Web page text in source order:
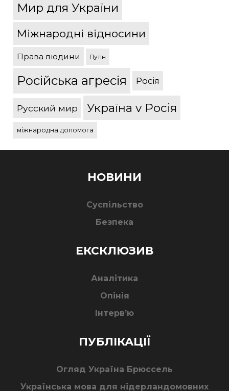
Мир для України
Міжнародні відносини
Права людини Путін
Російська агресія Росія
Русский мир Україна v Росія
міжнародна допомога
НОВИНИ
Суспільство
Безпека
ЕКСКЛЮЗИВ
Аналітика
Опінія
Інтерв’ю
ПУБЛІКАЦІЇ
Огляд Україна Брюссель
Українська мова для нідерландомовних